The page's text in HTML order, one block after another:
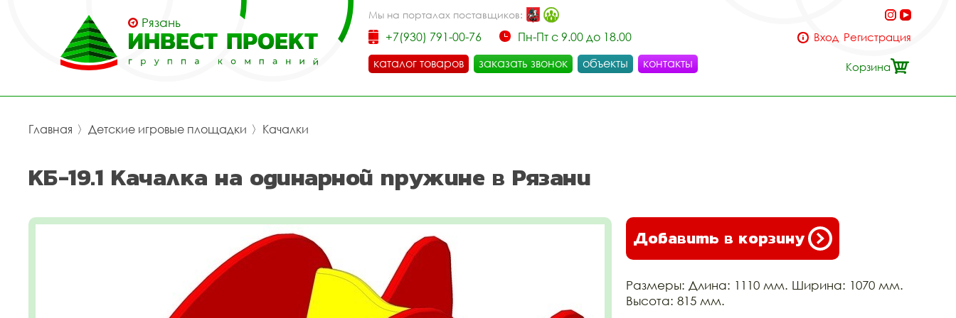
Рязань
Мы на порталах поставщиков:
+7(930) 791-00-76
Пн-Пт с 9.00 до 18.00
каталог товаров
заказать звонок объекты контакты
Вход Регистрация
Корзина
Главная 〉 Детские игровые площадки 〉 Качалки
КБ-19.1 Качалка на одинарной пружине в Рязани
Добавить в корзину
Размеры: Длина: 1110 мм. Ширина: 1070 мм.
Высота: 815 мм.